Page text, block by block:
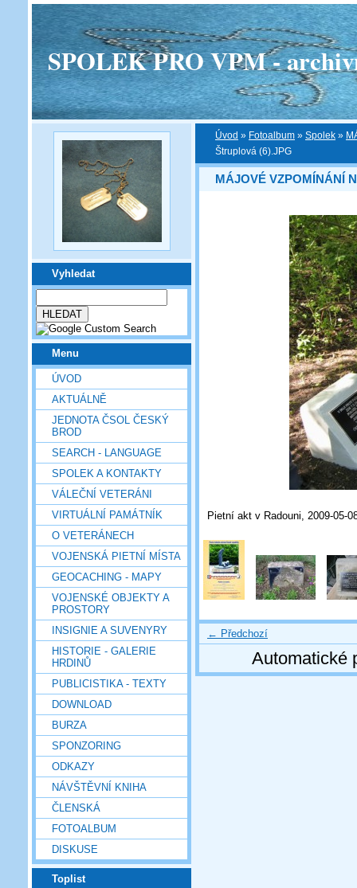
SPOLEK PRO VPM -
Vyhledat
Menu
ÚVOD
AKTUÁLNĚ
JEDNOTA ČSOL ČESKÝ
BROD
SEARCH - LANGUAGE
SPOLEK A KONTAKTY
VÁLEČNÍ VETERÁNI
VIRTUÁLNÍ PAMÁTNÍK
O VETERÁNECH
VOJENSKÁ PIETNÍ MÍSTA
GEOCACHING - MAPY
VOJENSKÉ OBJEKTY A
PROSTORY
INSIGNIE A SUVENYRY
HISTORIE - GALERIE
HRDINŮ
PUBLICISTIKA - TEXTY
DOWNLOAD
BURZA
SPONZORING
ODKAZY
NÁVŠTĚVNÍ KNIHA
ČLENSKÁ
FOTOALBUM
DISKUSE
Toplist
Úvod » Fotoalbum » Spolek »
Štruplová (6).JPG
MÁJOVÉ VZPOMÍNÁNÍ
Pietní akt v Radouni, 2009-05-
← Předchozí
Automatické